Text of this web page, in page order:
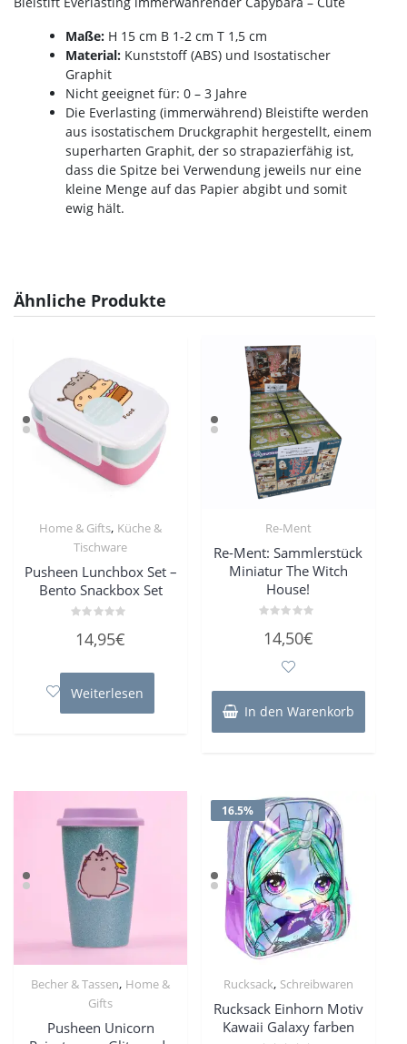
Maße: H 15 cm B 1-2 cm T 1,5 cm
Material: Kunststoff (ABS) und Isostatischer
Graphit
Nicht geeignet für: 0 – 3 Jahre
Die Everlasting (immerwährend) Bleistifte werden
aus isostatischem Druckgraphit hergestellt, einem
superharten Graphit, der so strapazierfähig ist,
dass die Spitze bei Verwendung jeweils nur eine
kleine Menge auf das Papier abgibt und somit
ewig hält.
Ähnliche Produkte
Home & Gifts, Küche &
Tischware
Pusheen Lunchbox Set –
Bento Snackbox Set
mit
5
14,95€
Weiterlesen
Re-Ment
Re-Ment: Sammlerstück
Miniatur The Witch
House!
mit
14,50€
In den Warenkorb
Becher & Tassen, Home &
Gifts
Pusheen Unicorn
16.5%
Rucksack, Schreibwaren
Rucksack Einhorn Motiv
Kawaii Galaxy farben